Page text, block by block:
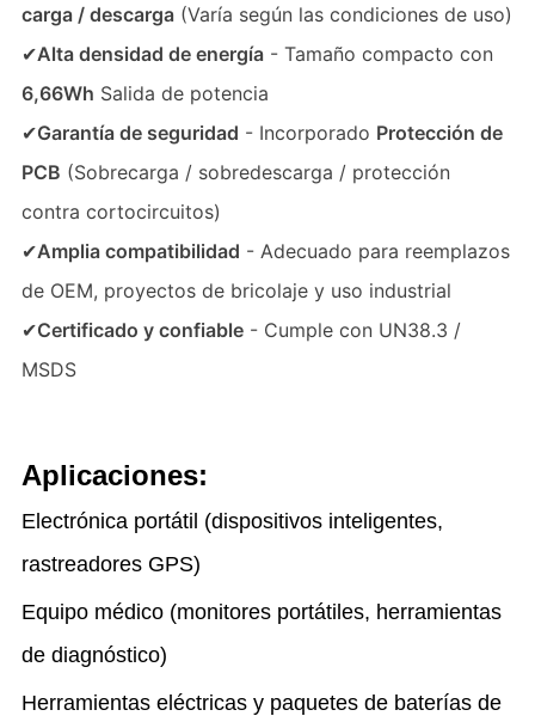
carga / descarga (Varía según las condiciones de uso)
✔Alta densidad de energía - Tamaño compacto con
6,66Wh Salida de potencia
✔Garantía de seguridad - Incorporado Protección de
PCB (Sobrecarga / sobredescarga / protección
contra cortocircuitos)
✔Amplia compatibilidad - Adecuado para reemplazos
de OEM, proyectos de bricolaje y uso industrial
✔Certificado y confiable - Cumple con UN38.3 /
MSDS
Aplicaciones:
Electrónica portátil (dispositivos inteligentes,
rastreadores GPS)
Equipo médico (monitores portátiles, herramientas
de diagnóstico)
Herramientas eléctricas y paquetes de baterías de